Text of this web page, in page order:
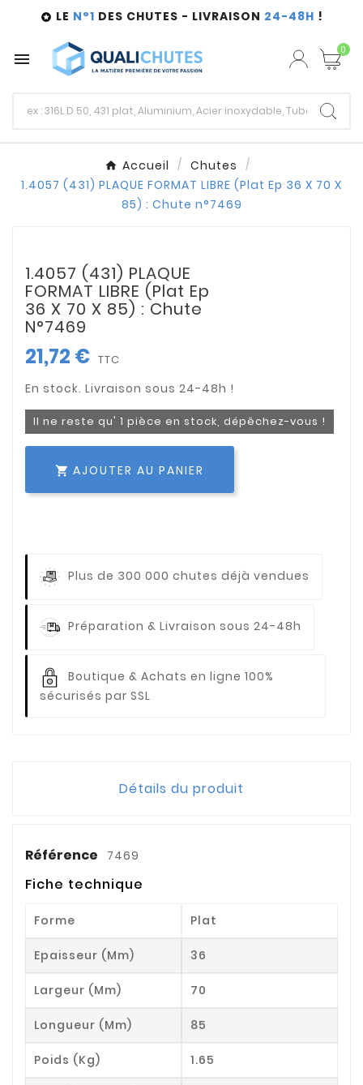
 LE N°1 DES CHUTES - LIVRAISON 24-48H !
 0
Accueil
Chutes
1.4057 (431) PLAQUE FORMAT LIBRE (Plat Ep 36 X 70 X
85) : Chute n°7469
1.4057 (431) PLAQUE
FORMAT LIBRE (Plat Ep
36 X 70 X 85) : Chute
N°7469
21,72 € TTC
Il ne reste qu' 1 pièce en stock, dépêchez-vous !
 AJOUTER AU PANIER
Plus de 300 000 chutes déjà vendues
Préparation & Livraison sous 24-48h
Boutique & Achats en ligne 100%
sécurisés par SSL
Détails du produit
Référence 7469
Fiche technique
Forme Plat
Epaisseur (mm) 36
Largeur (mm) 70
Longueur (mm) 85
Poids (kg) 1.65